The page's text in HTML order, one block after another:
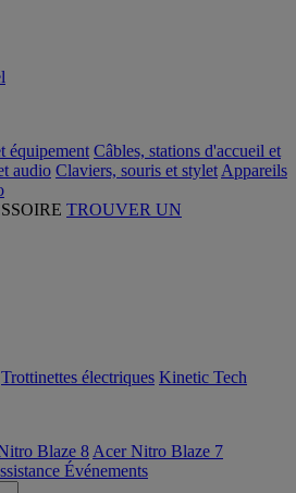
équipement Câbles, stations d'accueil et
audio Claviers, souris et stylet Appareils
TROUVER UN
Trottinettes électriques Kinetic Tech
Blaze 8 Acer Nitro Blaze 7
Événements